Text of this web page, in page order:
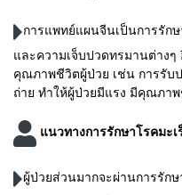
การแพทย์แผนจีนเป็นการรัก
และความเจ็บปวดทรมานต่างๆ
คุณภาพชีวิตผู้ป่วย เช่น การรับ
ถ่าย ทำให้ผู้ป่วยมีแรง มีคุณภา
แนวทางการรักษาโรคมะ
ผู้ป่วยส่วนมากจะผ่านการรัก